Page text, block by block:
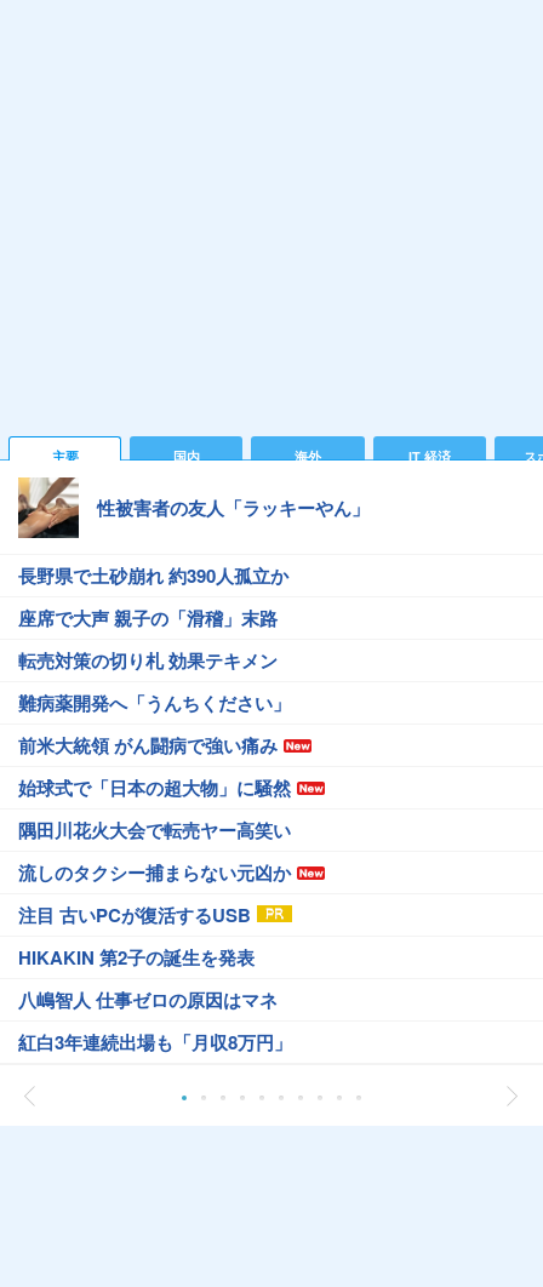
主要 国内 海外 IT 経済 ス
性被害者の友人「ラッキーやん」
長野県で土砂崩れ 約390人孤立か
座席で大声 親子の「滑稽」末路
転売対策の切り札 効果テキメン
難病薬開発へ「うんちください」
前米大統領 がん闘病で強い痛み
始球式で「日本の超大物」に騒然
隅田川花火大会で転売ヤー高笑い
流しのタクシー捕まらない元凶か
注目 古いPCが復活するUSB
HIKAKIN 第2子の誕生を発表
八嶋智人 仕事ゼロの原因はマネ
紅白3年連続出場も「月収8万円」